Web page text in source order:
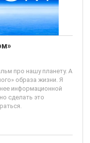
про нашу планету. А
образа жизни. Я
информационной
сделать это